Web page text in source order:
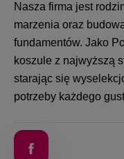
Nasza firma jest
marzenia oraz
fundamentów. Jako
koszule z najwyższą
starając się
potrzeby każdego